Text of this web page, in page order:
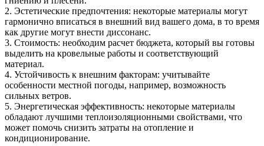
2. Эстетические предпочтения: некоторые материалы могут
гармонично вписаться в внешний вид вашего дома, в то время
как другие могут внести диссонанс.
3. Стоимость: необходим расчет бюджета, который вы готовы
выделить на кровельные работы и соответствующий
материал.
4. Устойчивость к внешним факторам: учитывайте
особенности местной погоды, например, возможность
сильных ветров.
5. Энергетическая эффективность: некоторые материалы
обладают лучшими теплоизоляционными свойствами, что
может помочь снизить затраты на отопление и
кондиционирование.